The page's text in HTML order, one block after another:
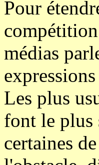
Pour
médias
Les plus
font le plus
certaines